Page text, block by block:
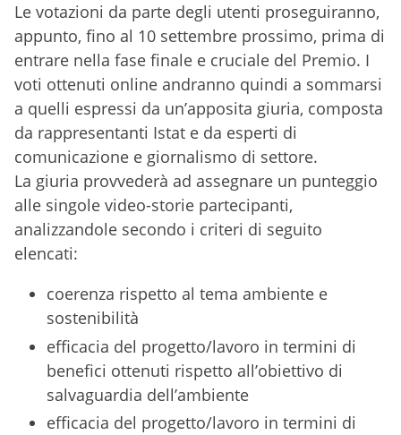
Le votazioni da parte degli utenti proseguiranno,
appunto, fino al 10 settembre prossimo, prima di
entrare nella fase finale e cruciale del Premio. I
voti ottenuti online andranno quindi a sommarsi
a quelli espressi da un’apposita giuria, composta
da rappresentanti Istat e da esperti di
comunicazione e giornalismo di settore.
La giuria provvederà ad assegnare un punteggio
alle singole video-storie partecipanti,
analizzandole secondo i criteri di seguito
elencati:
coerenza rispetto al tema ambiente e
sostenibilità
efficacia del progetto/lavoro in termini di
benefici ottenuti rispetto all’obiettivo di
salvaguardia dell’ambiente
efficacia del progetto/lavoro in termini di